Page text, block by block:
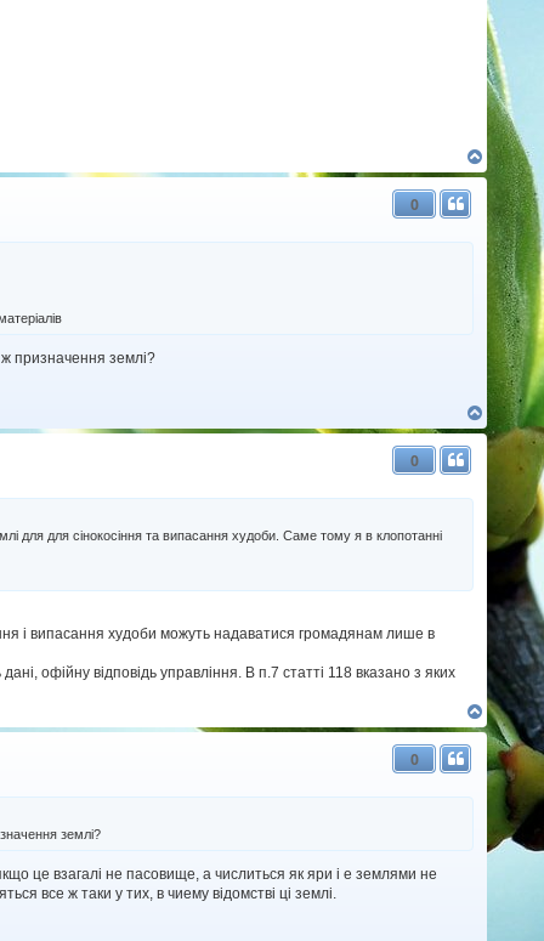
о
р
и
0
призначення землі?
о
г
0
для для сінокосіння та випасання худоби. Саме тому я в клопотанні
i випасання худоби можуть надаватися громадянам лише в
офiйну вiдповiдь управлiння. В п.7 статтi 118 вказано з яких
Д
о
г
о
р
0
землі?
це взагалi не пасовище, а числиться як яри i е землями не
все ж таки у тих, в чиему вiдомствi цi землi.